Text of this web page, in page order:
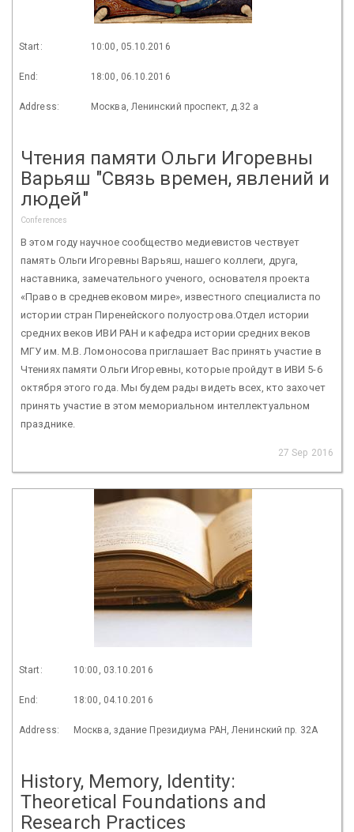
Start: 10:00, 05.10.2016
End: 18:00, 06.10.2016
Address: Москва, Ленинский проспект, д.32 а
Чтения памяти Ольги Игоревны
Варьяш "Связь времен, явлений и
людей"
Conferences
В этом году научное сообщество медиевистов чествует
память Ольги Игоревны Варьяш, нашего коллеги, друга,
наставника, замечательного ученого, основателя проекта
«Право в средневековом мире», известного специалиста по
истории стран Пиренейского полуострова.Отдел истории
средних веков ИВИ РАН и кафедра истории средних веков
МГУ им. М.В. Ломоносова приглашает Вас принять участие в
Чтениях памяти Ольги Игоревны, которые пройдут в ИВИ 5-6
октября этого года. Мы будем рады видеть всех, кто захочет
принять участие в этом мемориальном интеллектуальном
празднике.
27 Sep 2016
Start: 10:00, 03.10.2016
End: 18:00, 04.10.2016
Address: Москва, здание Президиума РАН, Ленинский пр. 32А
History, Memory, Identity:
Theoretical Foundations and
Research Practices